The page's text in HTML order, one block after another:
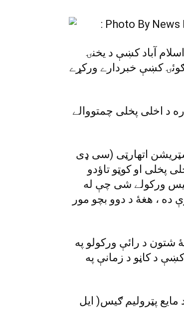
آباد کښې د يخنۍ
کښې خبردارے ورکړے
د اخلى پخلى چمتووالے
اتهارټى (سى ډى
پخلى او کوټو تاؤدو
ګيس ورکولے شى چې له
شوې ده ، هغۀ د دوو بچو مور
د رائې ورکولو په
چې مونږ په ٢١ مه صدۍ کښې د کاڼو د زمانې په
پټروليم ګيس( ايل